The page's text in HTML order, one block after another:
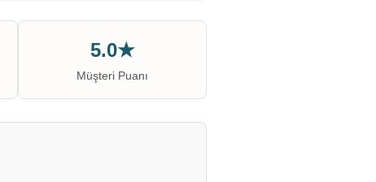
5.0★
Müşteri Puanı